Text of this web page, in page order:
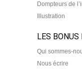
Dompteurs de
Illustration
LES BONUS
Qui sommes-
Nous écrire